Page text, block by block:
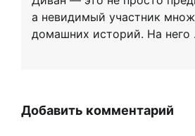
а невидимый участник
домашних историй. На него
Добавить комментарий